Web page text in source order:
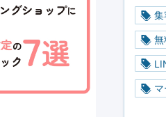
集
無